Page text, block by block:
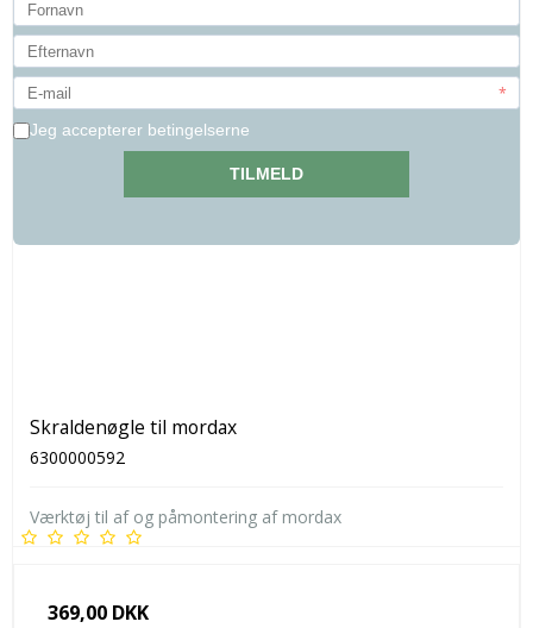
Skraldenøgle til mordax
6300000592
Værktøj til af og påmontering af mordax
369,00 DKK